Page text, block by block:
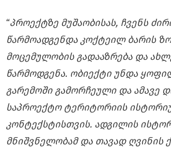
“პროექტზე მუშაობისას, ჩვენს
წარმოადგენდა კოქტეილ ბარის
მოცემულობის გადააზრება და
წარმოდგენა. ობიექტი უნდა
გარემოში გამორჩეული და ამავე
საპროექტო ტერიტორიის
კონტექსტისთვის. ადგილის
მნიშვნელობამ და თავად ღვინის